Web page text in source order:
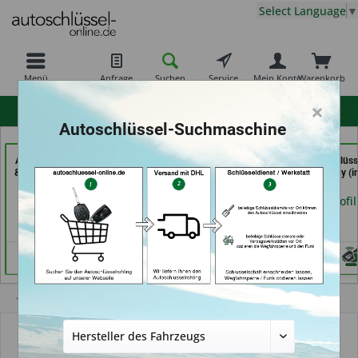
Menü Anfrage Suchen Service Warenkorb
Mein Konto
Select Language ▼
AKYÜZ Schlüsseldienst
& Sicherheitstechnik (in
Händlerprofil
069er Schlüsseldienst
Frankfurt (in Frankfurt
am Main)
Schuh und
Profi Dschurny
Händlerprofil
×
Autoschlüssel-Suchmaschine